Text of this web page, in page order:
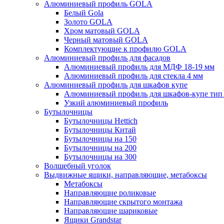
Алюминиевый профиль GOLA
Белый Gola
Золото GOLA
Хром матовый GOLA
Черный матовый GOLA
Комплектующие к профилю GOLA
Алюминиевый профиль для фасадов
Алюминиевый профиль для МДФ 18-19 мм
Алюминиевый профиль для стекла 4 мм
Алюминиевый профиль для шкафов купе
Алюминиевый профиль для шкафов-купе
Узкий алюминиевый профиль
Бутылочницы
Бутылочницы Hettich
Бутылочницы Китай
Бутылочницы на 150
Бутылочницы на 200
Бутылочницы на 300
Волшебный уголок
Выдвижные ящики, направляющие, метабоксы
Метабоксы
Направляющие роликовые
Направляющие скрытого монтажа
Направляющие шариковые
Ящики Grandstar